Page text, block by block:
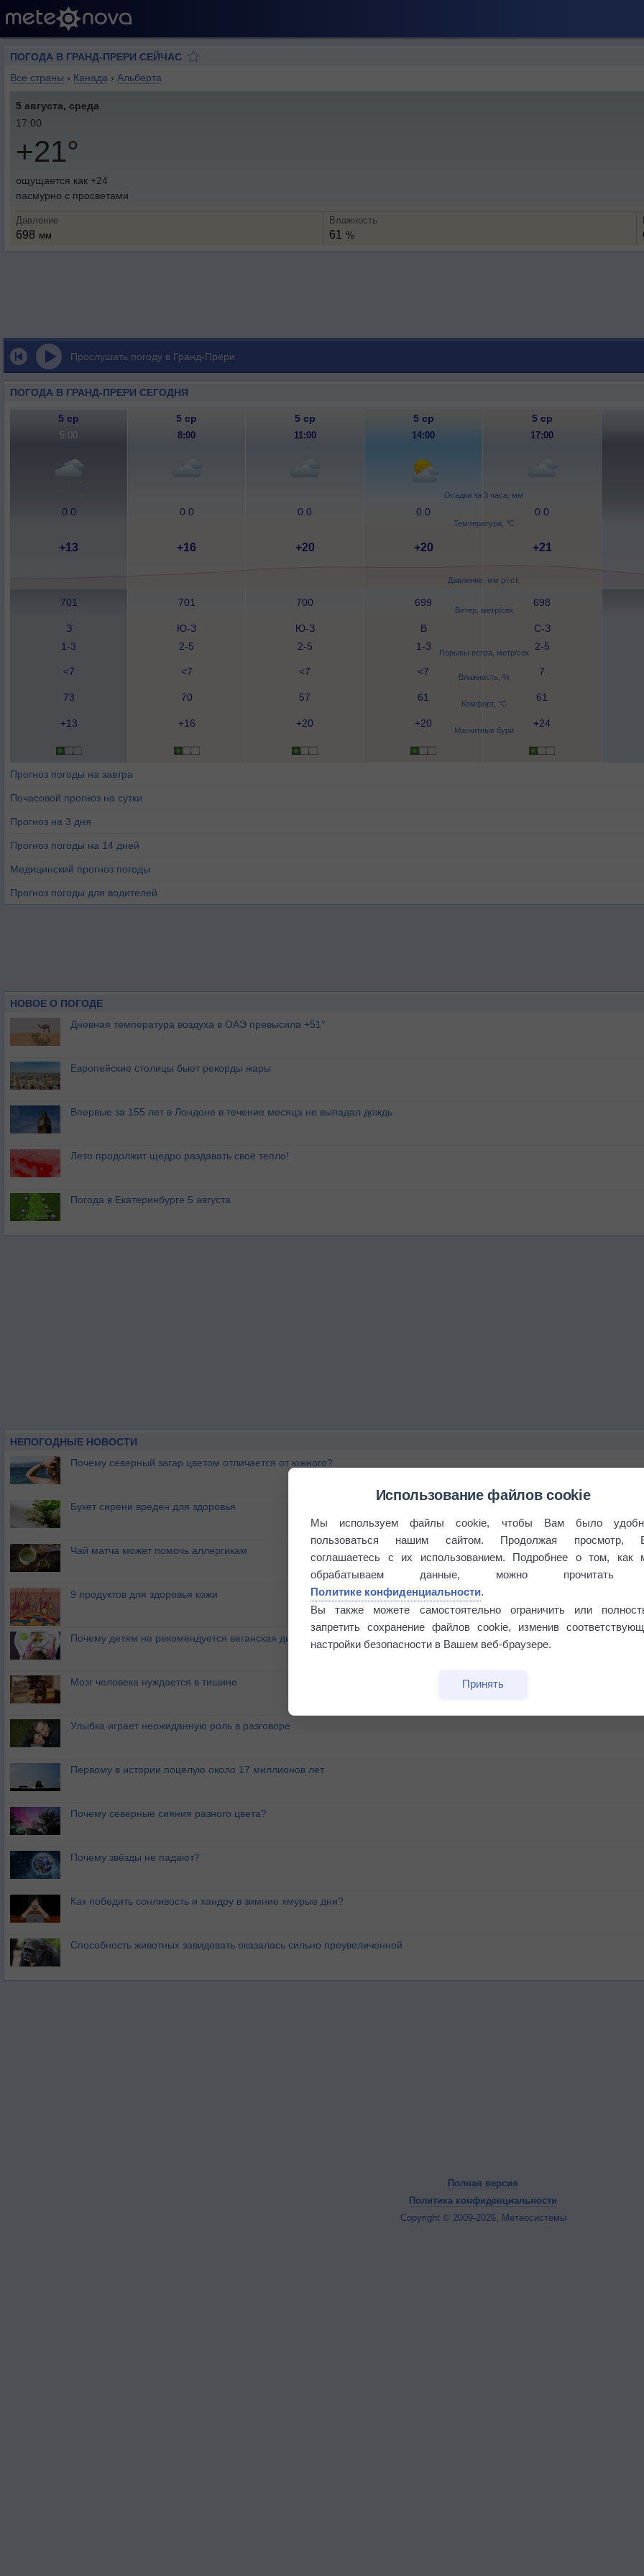
ПОГОДА В ГРАНД-ПРЕРИ СЕЙЧАС
Все страны › Канада › Альберта
5 августа, среда
17:00
+21°
ощущается как +24
пасмурно с просветами
Давление
698 мм
Влажность
61 %
Прослушать погоду в Гранд-Прери
ПОГОДА В ГРАНД-ПРЕРИ СЕГОДНЯ
Осадки за 3 часа, мм
Температура, °C
Давление, мм рт.ст.
Ветер, метр/сек
Порывы ветра, метр/сек
Влажность, %
Комфорт, °C
Магнитные бури
5 ср 5 ср 5 ср 5 ср 5 ср
5:00 8:00 11:00 14:00 17:00
0.0 0.0 0.0 0.0 0.0
+13 +16 +20 +20 +21
701 701 700 699 698
З
1-3
Ю-З
2-5
Ю-З
2-5
В
1-3
С-З
2-5
<7 <7 <7 <7 7
73 70 57 61 61
+13 +16 +20 +20 +24
Прогноз погоды на завтра
Почасовой прогноз на сутки
Прогноз на 3 дня
Прогноз погоды на 14 дней
Медицинский прогноз погоды
Прогноз погоды для водителей
НОВОЕ О ПОГОДЕ
Дневная температура воздуха в ОАЭ превысила +51°
Европейские столицы бьют рекорды жары
Впервые за 155 лет в Лондоне в течение месяца не выпадал дождь
Лето продолжит щедро раздавать своё тепло!
Погода в Екатеринбурге 5 августа
НЕПОГОДНЫЕ НОВОСТИ
Почему северный загар цветом отличается от южного?
Букет сирени вреден для здоровья
Чай матча может помочь аллергикам
9 продуктов для здоровья кожи
Почему детям не рекомендуется веганская диета?
Мозг человека нуждается в тишине
Улыбка играет неожиданную роль в разговоре
Первому в истории поцелую около 17 миллионов лет
Почему северные сияния разного цвета?
Почему звёзды не падают?
Как победить сонливость и хандру в зимние хмурые дни?
Способность животных завидовать оказалась сильно преувеличенной
Полная версия
Политика конфиденциальности
Copyright © 2009-2026, Метеосистемы
Использование файлов cookie
Мы используем файлы cookie, чтобы Вам было
пользоваться нашим сайтом. Продолжая просмотр,
соглашаетесь с их использованием. Подробнее о том, как
обрабатываем данные, можно прочитать
Политике конфиденциальности.
Вы также можете самостоятельно ограничить или
запретить сохранение файлов cookie, изменив
настройки безопасности в Вашем веб-браузере.
Принять